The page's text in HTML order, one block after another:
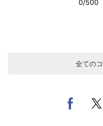
全ての